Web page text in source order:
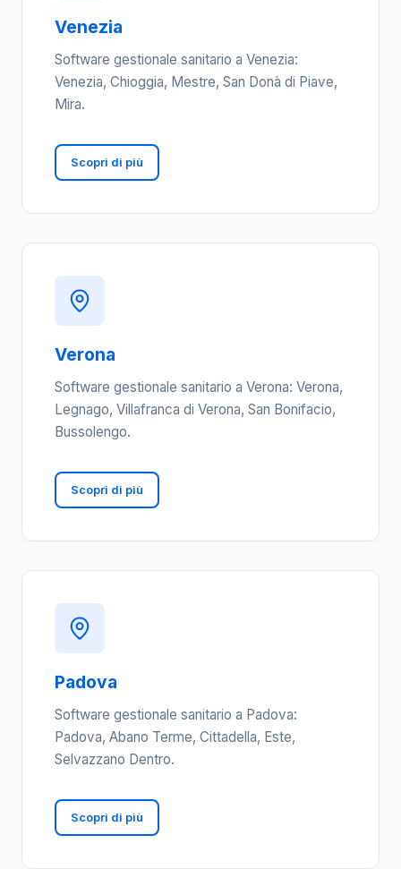
Venezia
Software gestionale sanitario a Venezia:
Venezia, Chioggia, Mestre, San Donà di Piave,
Mira.
Scopri di più
Verona
Software gestionale sanitario a Verona: Verona,
Legnago, Villafranca di Verona, San Bonifacio,
Bussolengo.
Scopri di più
Padova
Software gestionale sanitario a Padova:
Padova, Abano Terme, Cittadella, Este,
Selvazzano Dentro.
Scopri di più